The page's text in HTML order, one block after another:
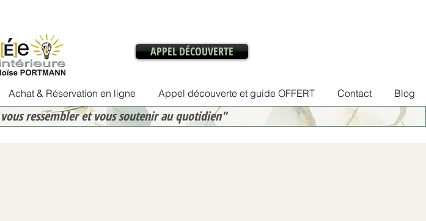
APPEL DÉCOUVERTE
Achat & Réservation en ligne Appel découverte et guide OFFERT Contact Blog
ressembler et vous soutenir au quotidien"